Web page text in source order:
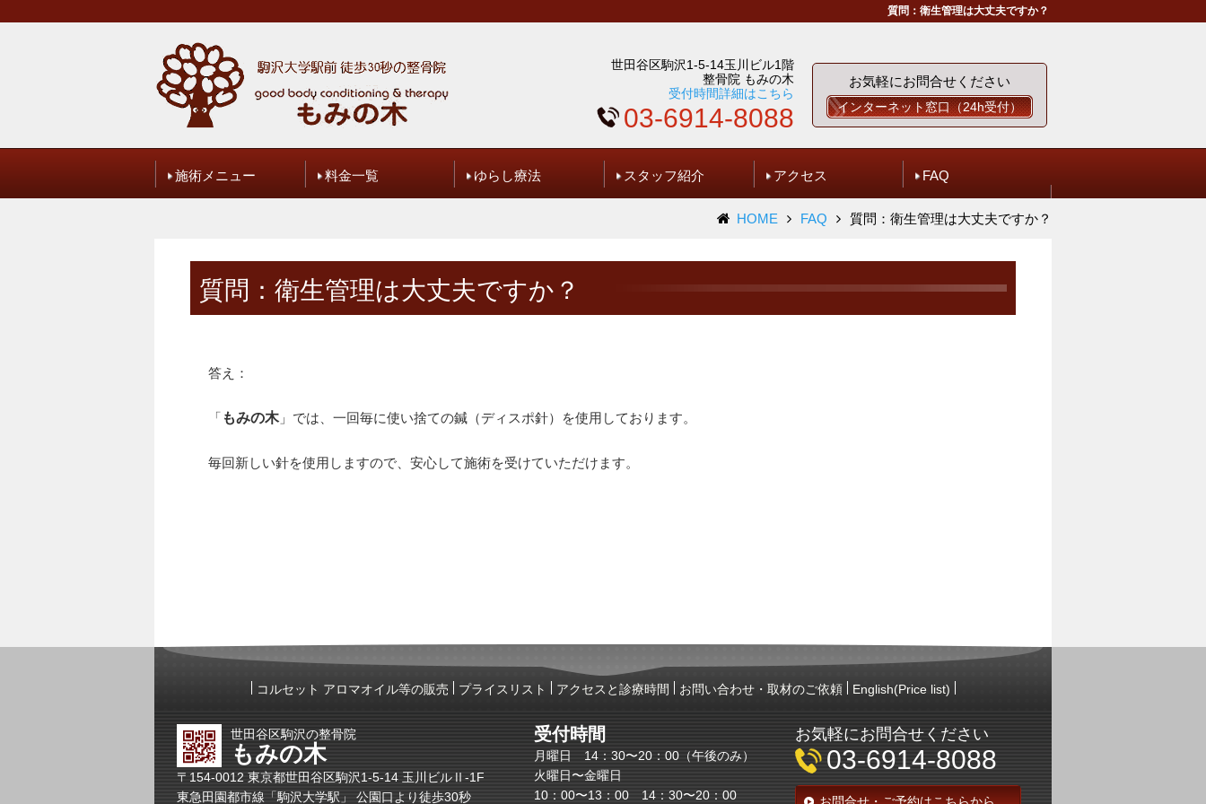
質問：衛生管理は大丈夫ですか？
世田谷区駒沢1-5-14玉川ビル1階
整骨院 もみの木
受付時間詳細はこちら
03-6914-8088
お気軽にお問合せください
インターネット窓口（24h受付）
施術メニュー 料金一覧 ゆらし療法 スタッフ紹介 アクセス FAQ
HOME FAQ 質問：衛生管理は大丈夫ですか？
質問：衛生管理は大丈夫ですか？
答え：
「 もみの木」では、一回毎に使い捨ての鍼（ディスポ針）を使用しております。
毎回新しい針を使用しますので、安心して施術を受けていただけます。
コルセット アロマオイル等の販売 プライスリスト アクセスと診療時間 お問い合わせ・取材のご依頼 English(Price list)
世田谷区駒沢の整骨院
もみの木
〒154-0012 東京都世田谷区駒沢1-5-14 玉川ビルⅡ-1F
東急田園都市線「駒沢大学駅」 公園口より徒歩30秒
受付時間
月曜日 14：30〜20：00（午後のみ）
火曜日〜金曜日
10：00〜13：00 14：30〜20：00
お気軽にお問合せください
03-6914-8088